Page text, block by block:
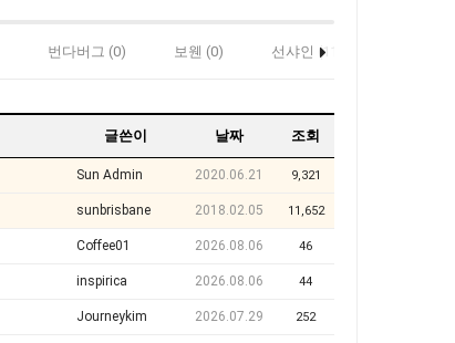
번다버그 (0) 보웬 (0) 선샤인 (11)
글쓴이 날짜 조회
Sun Admin 2020.06.21 9,321
sunbrisbane 2018.02.05 11,652
Coffee01 2026.08.06 46
inspirica 2026.08.06 44
Journeykim 2026.07.29 252